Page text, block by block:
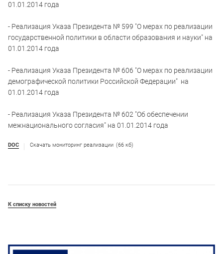
01.01.2014 года
- Реализация Указа Президента № 599 "О мерах по реализации
государственной политики в области образования и науки" на
01.01.2014 года
- Реализация Указа Президента № 606 "О мерах по реализации
демографической политики Российской Федерации" на
01.01.2014 года
- Реализация Указа Президента № 602 "Об обеспечении
межнационального согласия" на 01.01.2014 года
DOC Скачать мониторинг реализации (66 кб)
К списку новостей